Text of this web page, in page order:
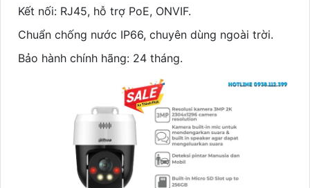
Kết nối: RJ45, hỗ trợ PoE, ONVIF.
Chuẩn chống nước IP66, chuyên dùng ngoài trời.
Bảo hành chính hãng: 24 tháng.